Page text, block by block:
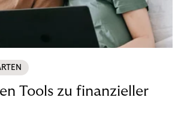
Tools zu finanzieller